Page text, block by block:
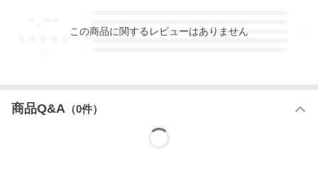
[オフセット] +40mm
3
この商品に関するレビューはありません
商品Q&A （0件）